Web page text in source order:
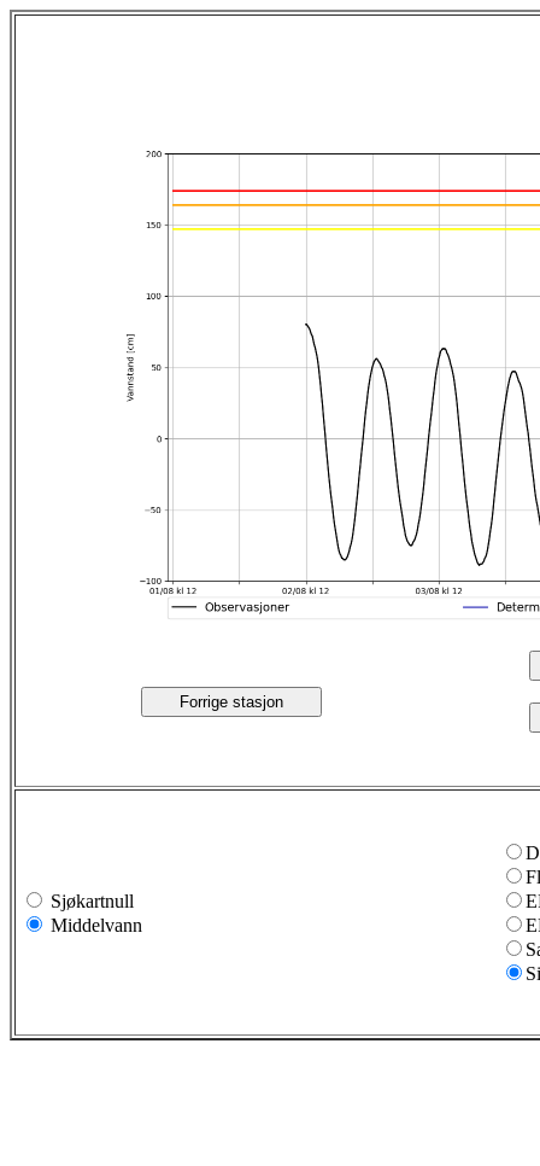
Forrige stasjon
Sjøkartnull
Middelvann